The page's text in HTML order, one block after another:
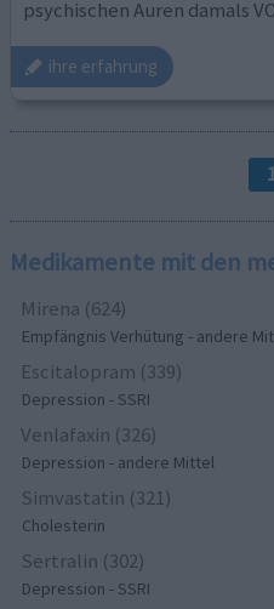
psychischen Auren damals
ihre erfahrung
Medikamente mit den
Mirena (624)
Empfängnis Verhütung - andere
Escitalopram (339)
Depression - SSRI
Venlafaxin (326)
Depression - andere Mittel
Simvastatin (321)
Cholesterin
Sertralin (302)
Depression - SSRI